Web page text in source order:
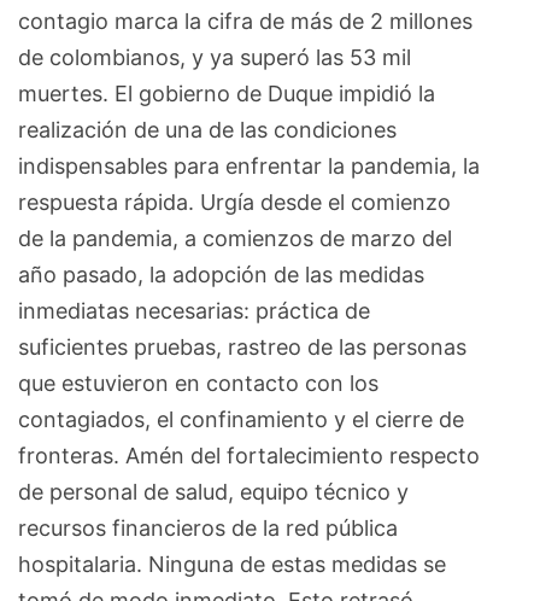
contagio marca la cifra de más de 2 millones
de colombianos, y ya superó las 53 mil
muertes. El gobierno de Duque impidió la
realización de una de las condiciones
indispensables para enfrentar la pandemia, la
respuesta rápida. Urgía desde el comienzo
de la pandemia, a comienzos de marzo del
año pasado, la adopción de las medidas
inmediatas necesarias: práctica de
suficientes pruebas, rastreo de las personas
que estuvieron en contacto con los
contagiados, el confinamiento y el cierre de
fronteras. Amén del fortalecimiento respecto
de personal de salud, equipo técnico y
recursos financieros de la red pública
hospitalaria. Ninguna de estas medidas se